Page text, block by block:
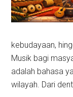
kebudayaan,
Musik bagi
adalah bahasa
wilayah. Dari